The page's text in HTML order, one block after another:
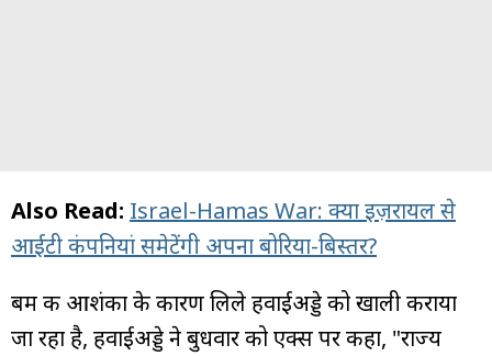
Also Read: Israel-Hamas War: क्या इज़रायल से
आईटी कंपनियां समेटेंगी अपना बोरिया-बिस्तर?
बम की आशंका के कारण लिले हवाईअड्डे को खाली कराया
जा रहा है, हवाईअड्डे ने बुधवार को एक्स पर कहा, "राज्य